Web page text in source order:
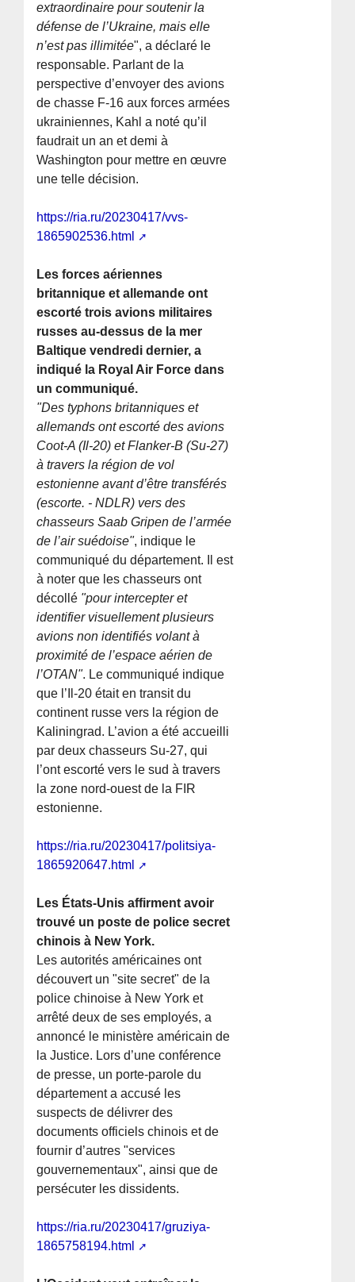
extraordinaire pour soutenir la
défense de l’Ukraine, mais elle
n’est pas illimitée", a déclaré le
responsable. Parlant de la
perspective d’envoyer des avions
de chasse F-16 aux forces armées
ukrainiennes, Kahl a noté qu’il
faudrait un an et demi à
Washington pour mettre en œuvre
une telle décision.
https://ria.ru/20230417/vvs-
1865902536.html
Les forces aériennes
britannique et allemande ont
escorté trois avions militaires
russes au-dessus de la mer
Baltique vendredi dernier, a
indiqué la Royal Air Force dans
un communiqué.
"Des typhons britanniques et
allemands ont escorté des avions
Coot-A (Il-20) et Flanker-B (Su-27)
à travers la région de vol
estonienne avant d’être transférés
(escorte. - NDLR) vers des
chasseurs Saab Gripen de l’armée
de l’air suédoise", indique le
communiqué du département. Il est
à noter que les chasseurs ont
décollé "pour intercepter et
identifier visuellement plusieurs
avions non identifiés volant à
proximité de l’espace aérien de
l’OTAN". Le communiqué indique
que l’Il-20 était en transit du
continent russe vers la région de
Kaliningrad. L’avion a été accueilli
par deux chasseurs Su-27, qui
l’ont escorté vers le sud à travers
la zone nord-ouest de la FIR
estonienne.
https://ria.ru/20230417/politsiya-
1865920647.html
Les États-Unis affirment avoir
trouvé un poste de police secret
chinois à New York.
Les autorités américaines ont
découvert un "site secret" de la
police chinoise à New York et
arrêté deux de ses employés, a
annoncé le ministère américain de
la Justice. Lors d’une conférence
de presse, un porte-parole du
département a accusé les
suspects de délivrer des
documents officiels chinois et de
fournir d’autres "services
gouvernementaux", ainsi que de
persécuter les dissidents.
https://ria.ru/20230417/gruziya-
1865758194.html